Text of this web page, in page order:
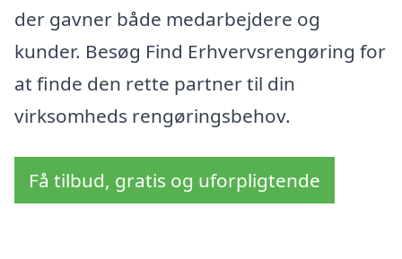
der gavner både medarbejdere og
kunder. Besøg Find Erhvervsrengøring for
at finde den rette partner til din
virksomheds rengøringsbehov.
Få tilbud, gratis og uforpligtende